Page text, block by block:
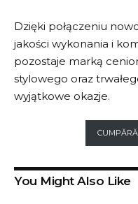
Dzięki połączeniu
jakości wykonania i
pozostaje marką
stylowego oraz
wyjątkowe okazje.
You Might Also Like